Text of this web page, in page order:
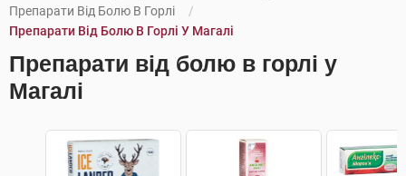
Препарати Від Болю В Горлі
Препарати Від Болю В Горлі У Магалі
Препарати від болю в горлі у
Магалі